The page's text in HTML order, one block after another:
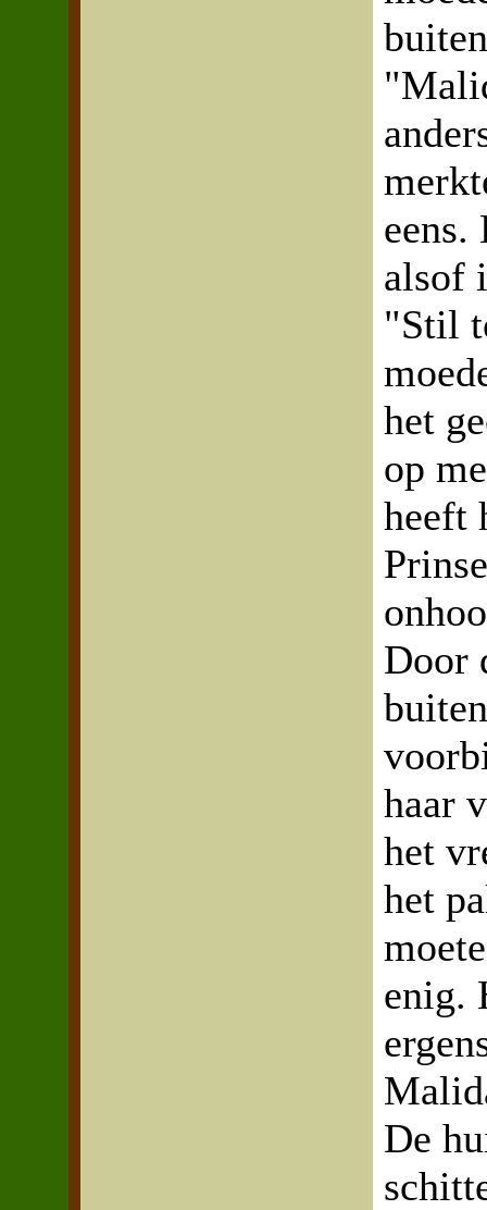
alsof
"Stil
het
op
heeft
Door
haar
het
het
enig.
De